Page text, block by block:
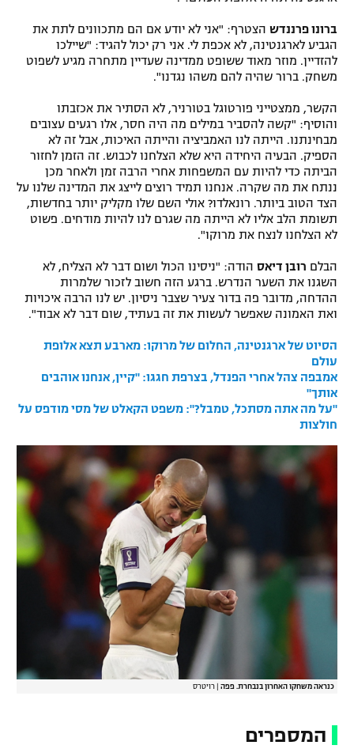
ברונו פרננדש הצטרף: "אני לא יודע אם הם מתכוונים לתת את
הגביע לארגנטינה, לא אכפת לי. אני רק יכול להגיד: "שיילכו
להזדיין. מוזר מאוד ששופט ממדינה שעדיין מתחרה מגיע לשפוט
משחק. ברור שהיה להם משהו נגדנו".
הקשר, ממצטייני פורטוגל בטורניר, לא הסתיר את אכזבתו
והוסיף: "קשה להסביר במילים מה היה חסר, אלו רגעים עצובים
מבחינתנו. הייתה לנו האמביציה והייתה האיכות, אבל זה לא
הספיק. הבעיה היחידה היא שלא הצלחנו לכבוש. זה הזמן לחזור
הביתה כדי להיות עם המשפחות אחרי הרבה זמן ולאחר מכן
ננתח את מה שקרה. אנחנו תמיד רוצים לייצג את המדינה שלנו על
הצד הטוב ביותר. רונאלדו? אולי השם שלו מקליק יותר בחדשות,
תשומת הלב אליו לא הייתה מה שגרם לנו להיות מודחים. פשוט
לא הצלחנו לנצח את מרוקו".
הבלם רובן דיאס הודה: "ניסינו הכול ושום דבר לא הצליח, לא
השגנו את השער הנדרש. ברגע הזה חשוב לזכור שלמרות
ההדחה, מדובר פה בדור צעיר שצבר ניסיון. יש לנו הרבה איכויות
ואת האמונה שאפשר לעשות את זה בעתיד, שום דבר לא אבוד".
הסיוט של ארגנטינה, החלום של מרוקו: מארבע תצא אלופת
עולם
אמבפה צהל אחרי הפנדל, בצרפת חגגו: "קיין, אנחנו אוהבים
אותך"
"על מה אתה מסתכל, טמבל?": משפט הקאלט של מסי מודפס על
חולצות
כנראה משחקו האחרון בנבחרת. פפה רויטרס
המספרים